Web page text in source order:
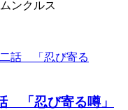
ンクルス
「忍び寄る噂」